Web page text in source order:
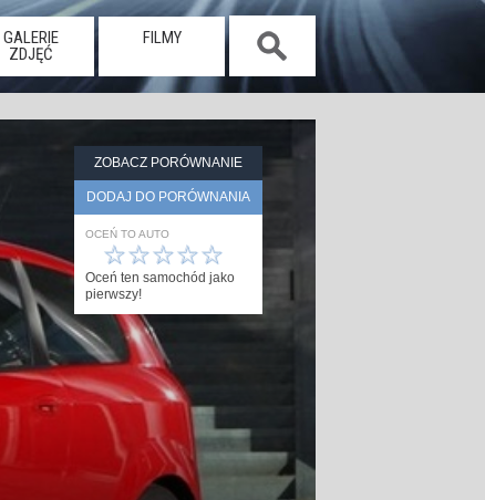
GALERIE
ZDJĘĆ
FILMY
ZOBACZ PORÓWNANIE
DODAJ DO PORÓWNANIA
OCEŃ TO AUTO
☆
☆
☆
☆
☆
Oceń ten samochód jako
pierwszy!